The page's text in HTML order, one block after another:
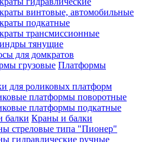
винтовые, автомобильные
подкатные
трансмиссионные
тянущие
для домкратов
Платформы
для роликовых платформ
платформы поворотные
платформы подкатные
Краны и балки
стреловые типа "Пионер"
гидравлические ручные